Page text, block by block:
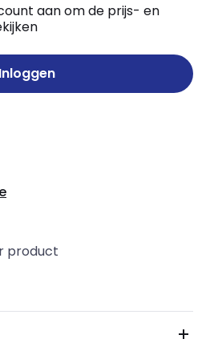
aan om de prijs- en
Inloggen
product